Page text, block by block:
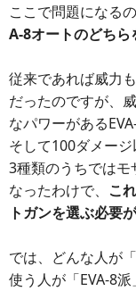
ここで問題になる
A-8オートのどちら
従来であれば威力
だったのですが、
なパワーがある
そして100ダメー
3種類のうちでは
なったわけで、 こ
トガンを選ぶ必要
では、どんな人が
使う人が「EVA-8